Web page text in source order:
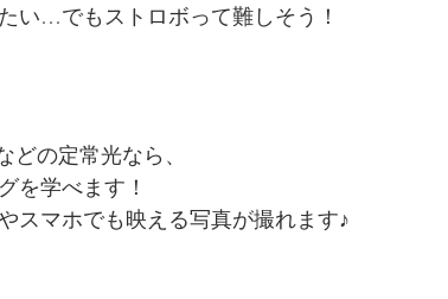
い…でもストロボって難しそう！
の定常光なら、
を学べます！
スマホでも映える写真が撮れます♪